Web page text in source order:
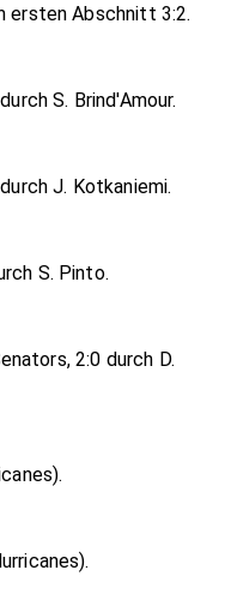
ersten Abschnitt 3:2.
S. Brind'Amour.
J. Kotkaniemi.
S. Pinto.
2:0 durch D.